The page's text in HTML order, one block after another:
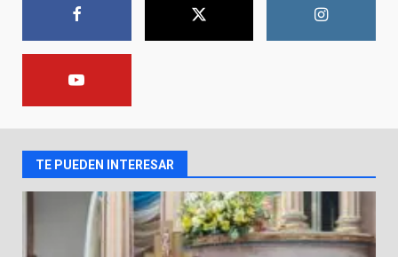
5 de agosto de 2026
2
FUEGO A LA SECRETARÍA DE LA
5 de agosto de 2026
Muere peatón arrollado por
motociclista en Yuriria
4 de agosto de 2026
TE PUEDEN INTERESAR